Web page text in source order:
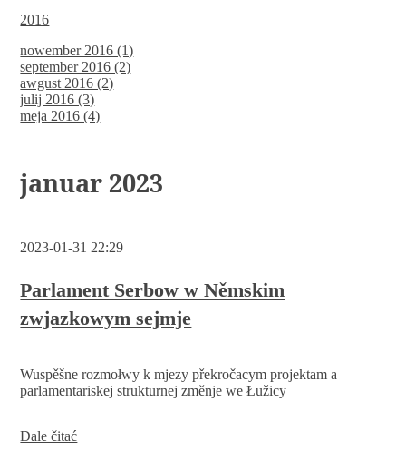
2016
nowember 2016 (1)
september 2016 (2)
awgust 2016 (2)
julij 2016 (3)
meja 2016 (4)
januar 2023
2023-01-31 22:29
Parlament Serbow w Němskim
zwjazkowym sejmje
Wuspěšne rozmołwy k mjezy překročacym projektam a
parlamentariskej strukturnej změnje we Łužicy
Dale čitaćParlament